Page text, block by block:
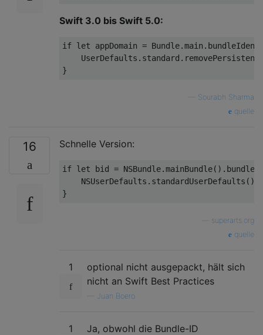
Swift 3.0 bis Swift 5.0:
if let appDomain =
Sourabh Sharma
quelle
16 Schnelle Version:
if let bid =
superarts.org
quelle
1
optional nicht ausgepackt, hält sich
nicht an Swift Best Practices
Juan Boero
1
Ja, obwohl die Bundle-ID